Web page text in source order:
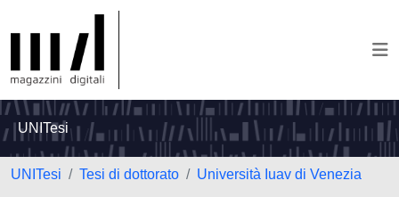
UNITesi
UNITesi Tesi di dottorato Università Iuav di Venezia